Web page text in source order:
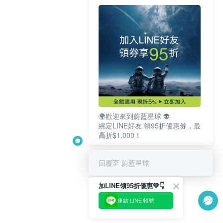
🌍歡迎來到蔚藍星球 👽
綁定LINE好友 領95折優惠券，最
高折$1,000！
回覆至 蔚藍星球
加LINE領95折優惠💚👇
連結 LINE 帳號